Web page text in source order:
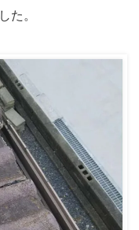
た。